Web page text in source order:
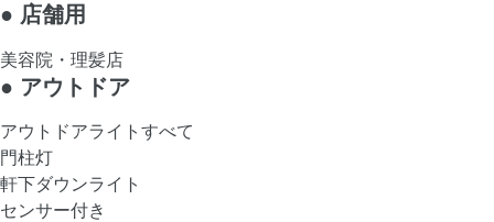
● 店舗用
美容院・理髪店
● アウトドア
アウトドアライトすべて
門柱灯
軒下ダウンライト
センサー付き